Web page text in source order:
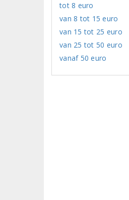
tot 8 euro
van 8 tot 15 euro
van 15 tot 25 euro
van 25 tot 50 euro
vanaf 50 euro